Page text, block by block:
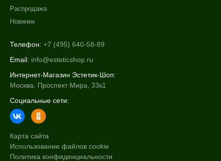
Распродажа
Новинки
Телефон: +7 (495) 640-58-89
Email: info@esteticshop.ru
Интернет-Магазин Эстетик-Шоп:
Москва, Проспект Мира, 33к1
Социальные сети:
Карта сайта
Использование файлов cookie
Политика конфиденциальности